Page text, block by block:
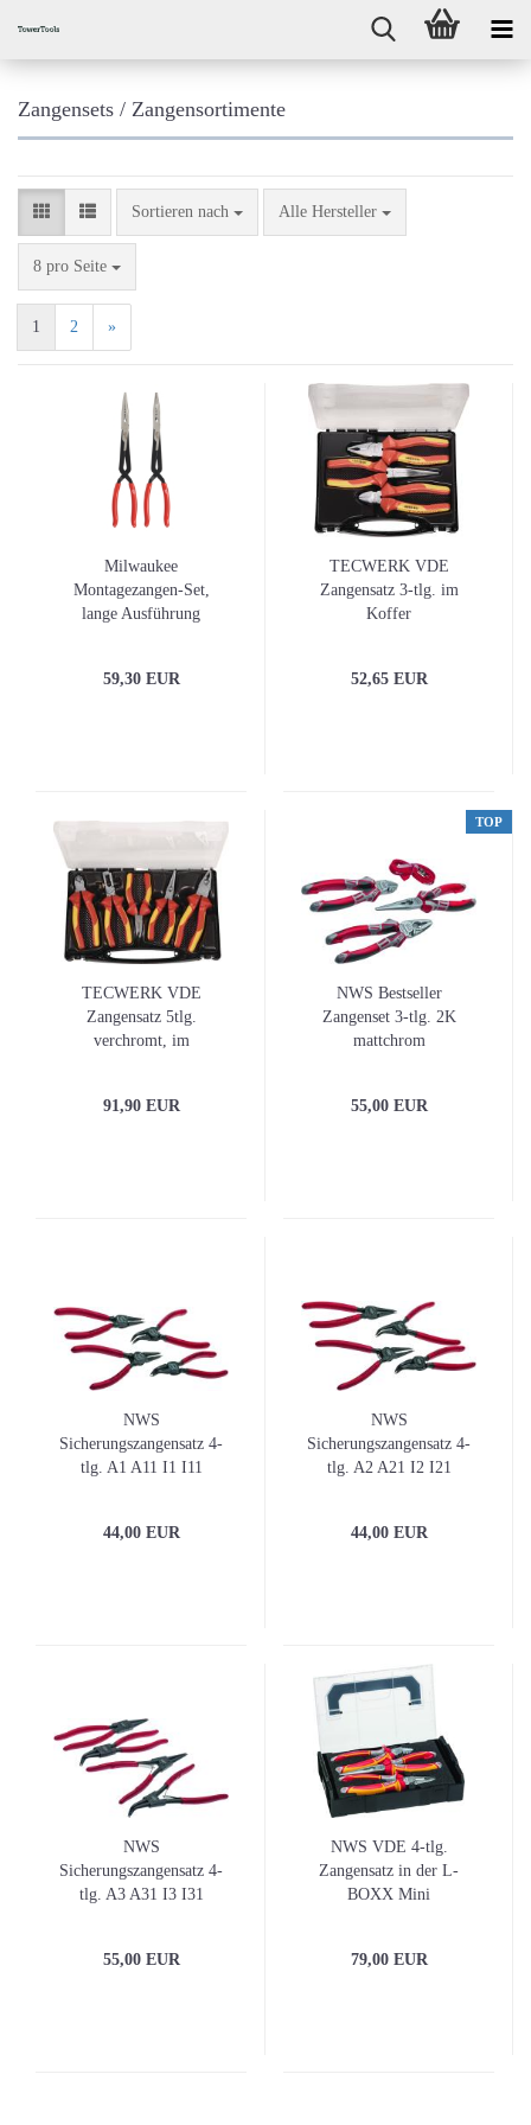
Zangensets / Zangensortimente
Sortieren nach
Sortieren nach Alle Hersteller
8 pro Seite
pro Seite
1 2 »
Milwaukee
Montagezangen-Set,
lange Ausführung
59,30 EUR
TECWERK VDE
Zangensatz 3-tlg. im
Koffer
52,65 EUR
TECWERK VDE
Zangensatz 5tlg.
verchromt, im
91,90 EUR
TOP
NWS Bestseller
Zangenset 3-tlg. 2K
mattchrom
55,00 EUR
NWS
Sicherungszangensatz 4-
tlg. A1 A11 I1 I11
44,00 EUR
NWS
Sicherungszangensatz 4-
tlg. A2 A21 I2 I21
44,00 EUR
NWS
Sicherungszangensatz 4-
tlg. A3 A31 I3 I31
55,00 EUR
NWS VDE 4-tlg.
Zangensatz in der L-
BOXX Mini
79,00 EUR